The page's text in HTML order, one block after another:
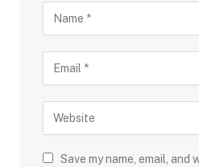
Save my name, email, and